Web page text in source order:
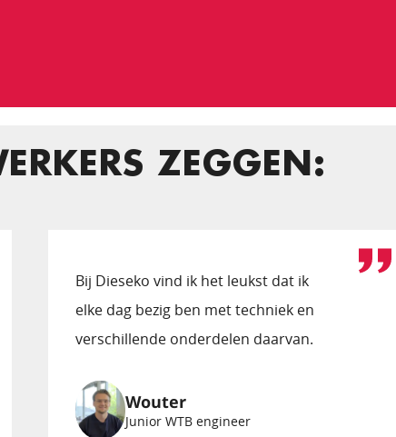
ZEGGEN:
Bij Dieseko vind ik het leukst dat ik
elke dag bezig ben met techniek en
verschillende onderdelen daarvan.
Wouter
Junior WTB engineer